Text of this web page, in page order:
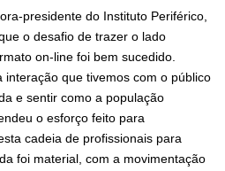
presidente do Instituto Periférico,
o desafio de trazer o lado
on-line foi bem sucedido.
interação que tivemos com o público
e sentir como a população
o esforço feito para
cadeia de profissionais para
foi material, com a movimentação